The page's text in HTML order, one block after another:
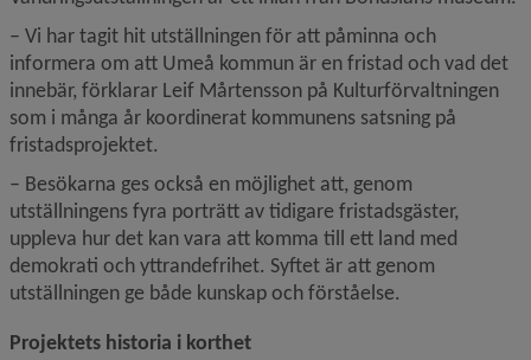
– Vi har tagit hit utställningen för att påminna och
informera om att Umeå kommun är en fristad och vad det
innebär, förklarar Leif Mårtensson på Kulturförvaltningen
som i många år koordinerat kommunens satsning på
fristadsprojektet.
– Besökarna ges också en möjlighet att, genom
utställningens fyra porträtt av tidigare fristadsgäster,
uppleva hur det kan vara att komma till ett land med
demokrati och yttrandefrihet. Syftet är att genom
utställningen ge både kunskap och förståelse.
Projektets historia i korthet